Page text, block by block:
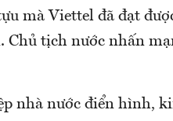
mà Viettel đã đạt
Chủ tịch nước nhấn
nhà nước điển hình,